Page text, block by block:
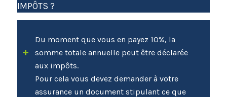
IMPÔTS ?
Du moment que vous en payez 10%, la
somme totale annuelle peut être déclarée
aux impôts.
Pour cela vous devez demander à votre
assurance un document stipulant ce que